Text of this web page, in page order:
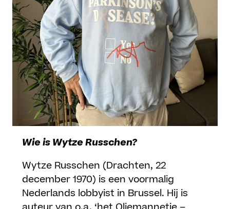
Wie is Wytze Russchen?
Wytze Russchen (Drachten, 22
december 1970) is een voormalig
Nederlands lobbyist in Brussel. Hij is